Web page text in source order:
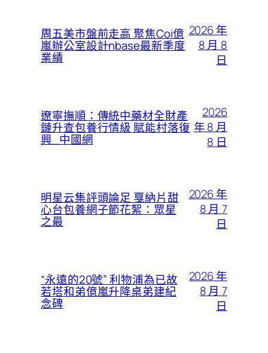
周五美市盤前走高 聚焦Coi億
嵐辦公室設計nbase最新季度
業績
2026 年
8 月 8
日
遼寧撫順：傳統中藥材全財產
鏈升查包養行情級 賦能村落復
興_中國網
2026
年 8 月
8 日
明星云集評頭論足 戛納片甜
心台包養網子節花絮：眾星
之最
2026 年
8 月 7
日
“永遠的20號” 利物浦為已故
若塔和弟億嵐升降桌弟建紀
念碑
2026 年
8 月 7
日